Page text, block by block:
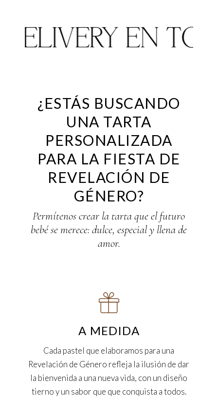
EN
¿ESTÁS BUSCANDO
UNA TARTA
PERSONALIZADA
PARA LA FIESTA DE
REVELACIÓN DE
GÉNERO?
Permítenos crear la tarta que el futuro
bebé se merece: dulce, especial y llena de
amor.
A MEDIDA
Cada pastel que elaboramos para una
Revelación de Género refleja la ilusión de dar
la bienvenida a una nueva vida, con un diseño
tierno y un sabor que que conquista a todos.